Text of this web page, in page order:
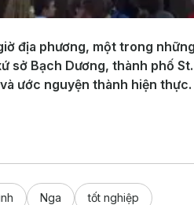
địa phương, một trong
sở Bạch Dương, thành phố
ước nguyện thành hiện thực.
Nga tốt nghiệp